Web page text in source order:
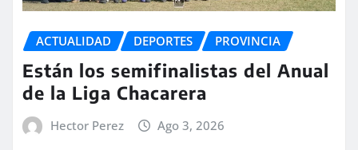
ACTUALIDAD DEPORTES PROVINCIA
Están los semifinalistas del Anual
de la Liga Chacarera
Hector Perez Ago 3, 2026